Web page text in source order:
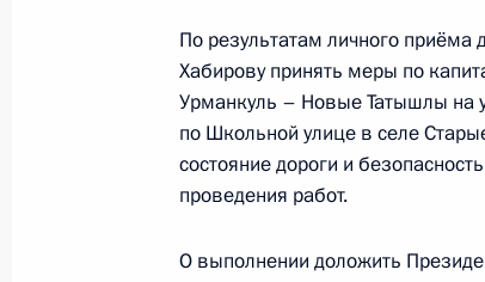
8 ноября 2023 года
23 июня 2026 года, 17:41
О ходе исполнения
Президента Российской
По результатам личного приёма
Хабирову принять меры по
Урманкуль – Новые Татышлы на
по Школьной улице в селе
состояние дороги и
проведения работ.
О выполнении доложить